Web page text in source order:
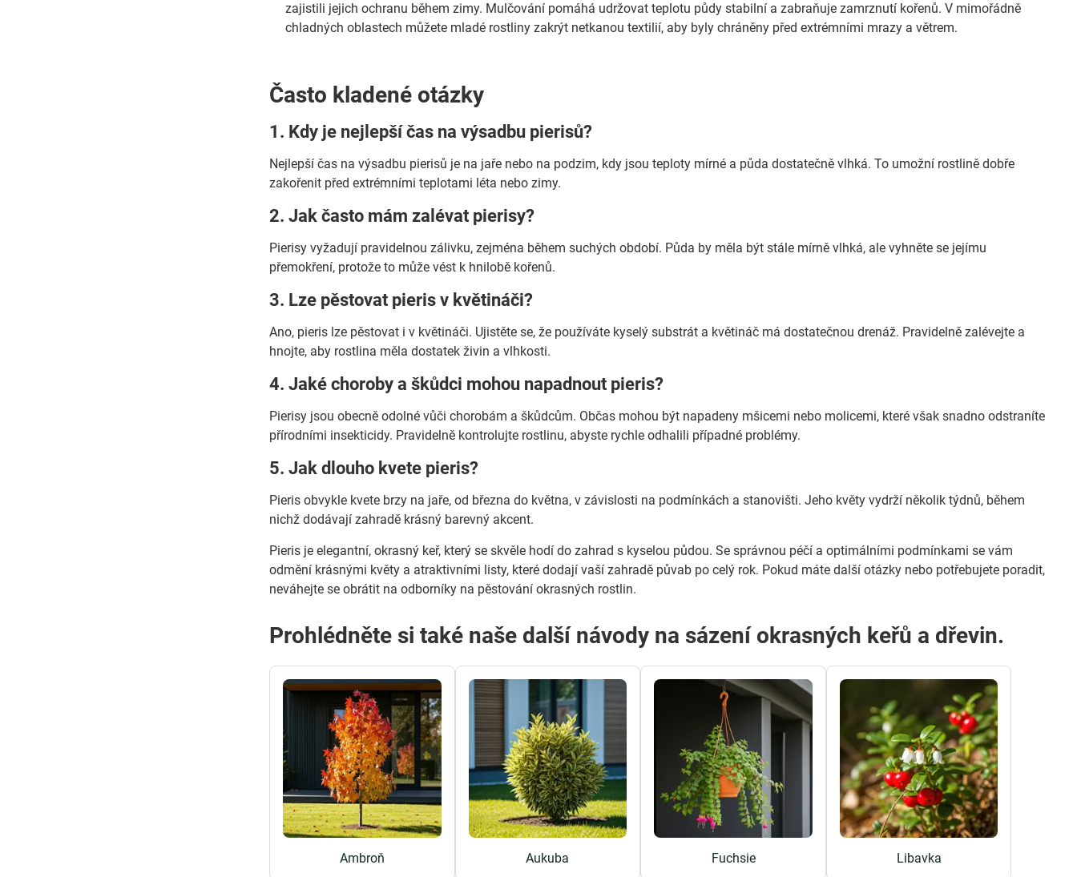
zajistili jejich ochranu během zimy. Mulčování pomáhá udržovat teplotu půdy stabilní a zabraňuje zamrznutí kořenů. V mimořádně
chladných oblastech můžete mladé rostliny zakrýt netkanou textilií, aby byly chráněny před extrémními mrazy a větrem.
Často kladené otázky
1. Kdy je nejlepší čas na výsadbu pierisů?
Nejlepší čas na výsadbu pierisů je na jaře nebo na podzim, kdy jsou teploty mírné a půda dostatečně vlhká. To umožní rostlině dobře
zakořenit před extrémními teplotami léta nebo zimy.
2. Jak často mám zalévat pierisy?
Pierisy vyžadují pravidelnou zálivku, zejména během suchých období. Půda by měla být stále mírně vlhká, ale vyhněte se jejímu
přemokření, protože to může vést k hnilobě kořenů.
3. Lze pěstovat pieris v květináči?
Ano, pieris lze pěstovat i v květináči. Ujistěte se, že používáte kyselý substrát a květináč má dostatečnou drenáž. Pravidelně zalévejte a
hnojte, aby rostlina měla dostatek živin a vlhkosti.
4. Jaké choroby a škůdci mohou napadnout pieris?
Pierisy jsou obecně odolné vůči chorobám a škůdcům. Občas mohou být napadeny mšicemi nebo molicemi, které však snadno odstraníte
přírodními insekticidy. Pravidelně kontrolujte rostlinu, abyste rychle odhalili případné problémy.
5. Jak dlouho kvete pieris?
Pieris obvykle kvete brzy na jaře, od března do května, v závislosti na podmínkách a stanovišti. Jeho květy vydrží několik týdnů, během
nichž dodávají zahradě krásný barevný akcent.
Pieris je elegantní, okrasný keř, který se skvěle hodí do zahrad s kyselou půdou. Se správnou péčí a optimálními podmínkami se vám
odmění krásnými květy a atraktivními listy, které dodají vaší zahradě půvab po celý rok. Pokud máte další otázky nebo potřebujete poradit,
neváhejte se obrátit na odborníky na pěstování okrasných rostlin.
Prohlédněte si také naše další návody na sázení okrasných keřů a dřevin.
Ambroň Aukuba Fuchsie Libavka